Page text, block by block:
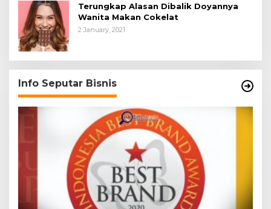
Terungkap Alasan Dibalik Doyannya
Wanita Makan Cokelat
2 January, 2021
Info Seputar Bisnis